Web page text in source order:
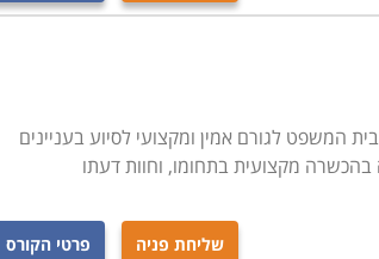
המשפט לגורם אמין ומקצועי לסיוע בעניינים
מקצועית בתחומו, וחוות דעתו
שליחת פניה פרטי הקורס